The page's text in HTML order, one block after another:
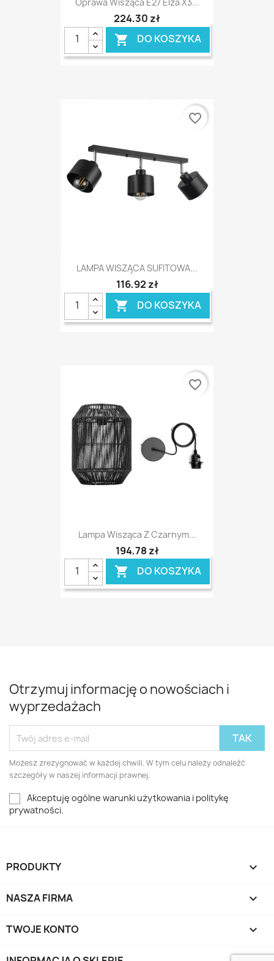
224,30 zł
 DO KOSZYKA
LAMPA WISZĄCA SUFITOWA...
116,92 zł
 DO KOSZYKA
favorite_border
Lampa Wisząca Z Czarnym...
194,78 zł
 DO KOSZYKA
favorite_border
Otrzymuj informację o nowościach i
wyprzedażach
Możesz zrezygnować w każdej chwili. W tym celu należy odnaleźć
szczegóły w naszej informacji prawnej.
Akceptuję ogólne warunki użytkowania i politykę
prywatności.
PRODUKTY 
NASZA FIRMA 
TWOJE KONTO 